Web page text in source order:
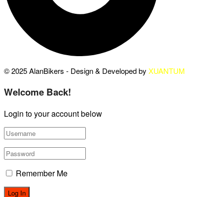
© 2025 AlanBikers - Design & Developed by XUANTUM
Welcome Back!
Login to your account below
Remember Me